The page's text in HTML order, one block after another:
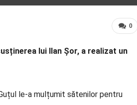
0
lui Ilan Șor, a realizat un
le-a mulțumit sătenilor pentru